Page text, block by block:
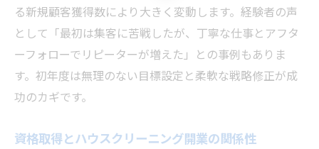
る新規顧客獲得数により大きく変動します。経験者の声
として「最初は集客に苦戦したが、丁寧な仕事とアフタ
ーフォローでリピーターが増えた」との事例もありま
す。初年度は無理のない目標設定と柔軟な戦略修正が成
功のカギです。
資格取得とハウスクリーニング開業の関係性